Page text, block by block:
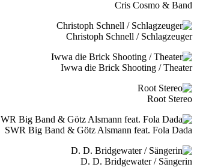
Cris Cosmo & Band
Christoph Schnell / Schlagzeuger
Iwwa die Brick Shooting / Theater
Root Stereo
SWR Big Band & Götz Alsmann feat. Fola Dada
D. D. Bridgewater / Sängerin